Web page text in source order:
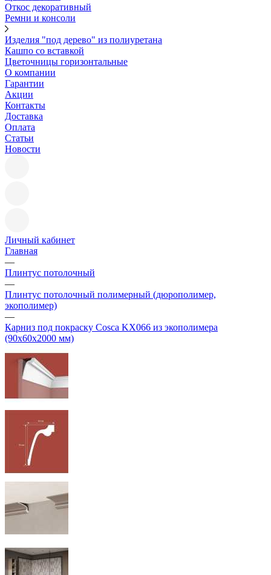
Откос декоративный
Ремни и консоли
Изделия "под дерево" из полиуретана
Кашпо со вставкой
Цветочницы горизонтальные
О компании
Гарантии
Акции
Контакты
Доставка
Оплата
Статьи
Новости
Личный кабинет
Главная
—
Плинтус потолочный
—
Плинтус потолочный полимерный (дюрополимер,
экополимер)
—
Карниз под покраску Cosca KX066 из экополимера
(90х60х2000 мм)